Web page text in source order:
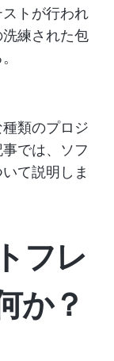
トが行われ
練された包
類のプロジ
では、ソフ
て説明しま
フレ
か？